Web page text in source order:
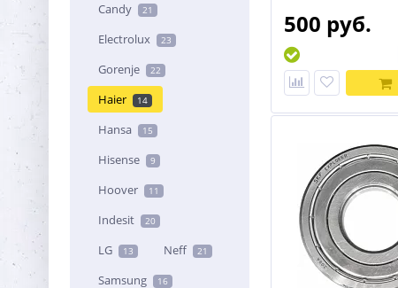
Candy 21
Electrolux 23
Gorenje 22
Haier 14
Hansa 15
Hisense 9
Hoover 11
Indesit 20
LG 13 Neff 21
Samsung 16
500 руб.